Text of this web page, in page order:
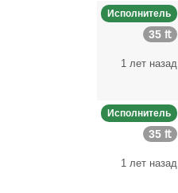
Исполнитель
35 ₶
1 лет назад
Исполнитель
35 ₶
1 лет назад